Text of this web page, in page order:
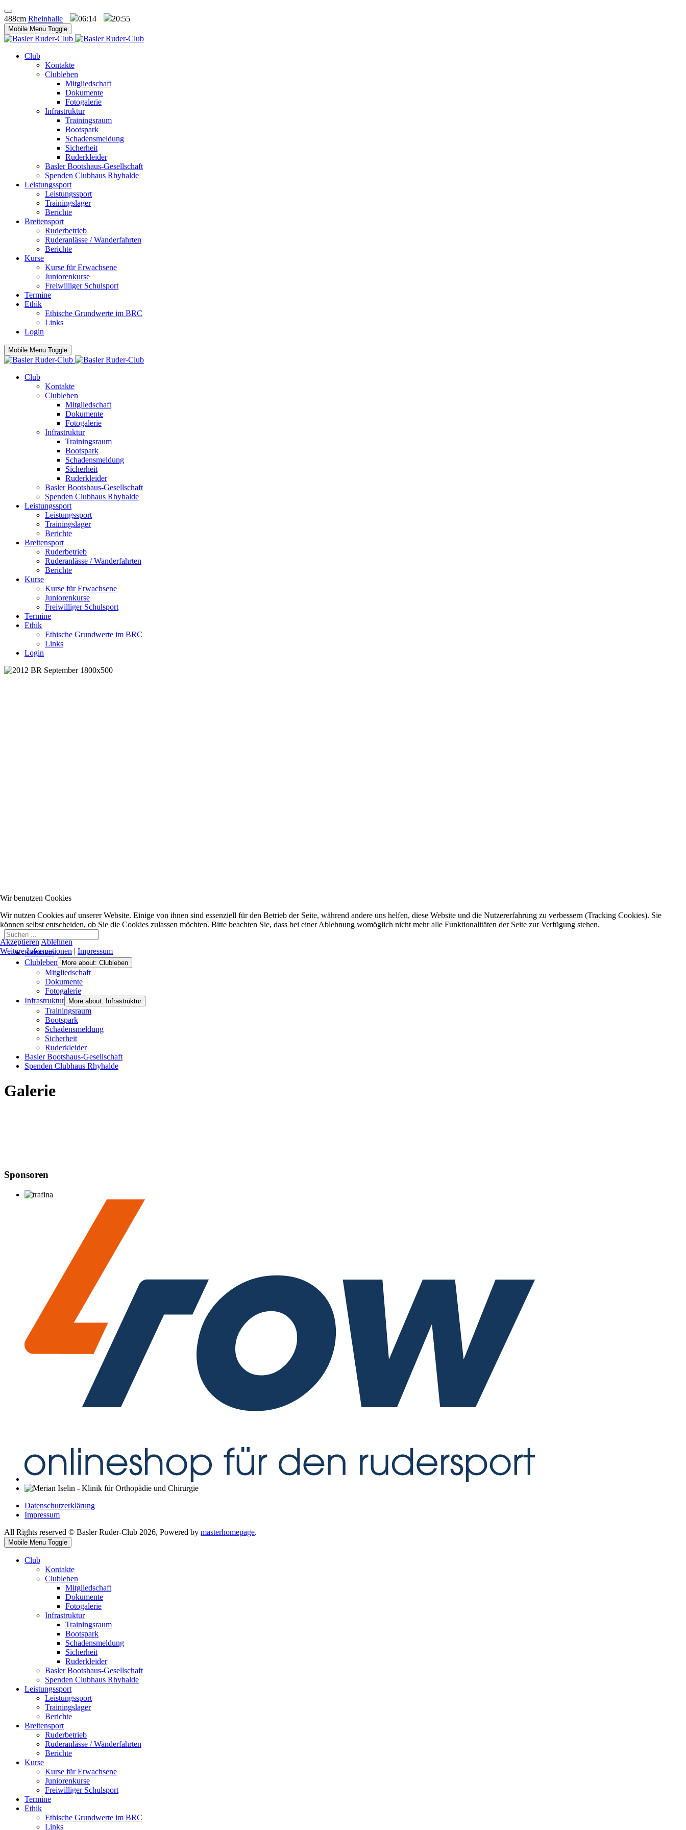
488cm Rheinhalle 06:14 20:55
Mobile Menu Toggle
Club
Kontakte
Clubleben
Mitgliedschaft
Dokumente
Fotogalerie
Infrastruktur
Trainingsraum
Bootspark
Schadensmeldung
Sicherheit
Ruderkleider
Basler Bootshaus-Gesellschaft
Spenden Clubhaus Rhyhalde
Leistungssport
Leistungssport
Trainingslager
Berichte
Breitensport
Ruderbetrieb
Ruderanlässe / Wanderfahrten
Berichte
Kurse
Kurse für Erwachsene
Juniorenkurse
Freiwilliger Schulsport
Termine
Ethik
Ethische Grundwerte im BRC
Links
Login
Mobile Menu Toggle
Club
Kontakte
Clubleben
Mitgliedschaft
Dokumente
Fotogalerie
Infrastruktur
Trainingsraum
Bootspark
Schadensmeldung
Sicherheit
Ruderkleider
Basler Bootshaus-Gesellschaft
Spenden Clubhaus Rhyhalde
Leistungssport
Leistungssport
Trainingslager
Berichte
Breitensport
Ruderbetrieb
Ruderanlässe / Wanderfahrten
Berichte
Kurse
Kurse für Erwachsene
Juniorenkurse
Freiwilliger Schulsport
Termine
Ethik
Ethische Grundwerte im BRC
Links
Login
Kontakte
Clubleben
More about: Clubleben
Mitgliedschaft
Dokumente
Fotogalerie
Infrastruktur
More about: Infrastruktur
Trainingsraum
Bootspark
Schadensmeldung
Sicherheit
Ruderkleider
Basler Bootshaus-Gesellschaft
Spenden Clubhaus Rhyhalde
Galerie
Sponsoren
Datenschutzerklärung
Impressum
All Rights reserved © Basler Ruder-Club 2026, Powered by masterhomepage.
Mobile Menu Toggle
Club
Kontakte
Clubleben
Mitgliedschaft
Dokumente
Fotogalerie
Infrastruktur
Trainingsraum
Bootspark
Schadensmeldung
Sicherheit
Ruderkleider
Basler Bootshaus-Gesellschaft
Spenden Clubhaus Rhyhalde
Leistungssport
Leistungssport
Trainingslager
Berichte
Breitensport
Ruderbetrieb
Ruderanlässe / Wanderfahrten
Berichte
Kurse
Kurse für Erwachsene
Juniorenkurse
Freiwilliger Schulsport
Termine
Ethik
Ethische Grundwerte im BRC
Links
Wir benutzen Cookies
Wir nutzen Cookies auf unserer Website. Einige von ihnen sind essenziell für den Betrieb der Seite, während andere uns helfen, diese Website und die Nutzererfahrung zu verbessern (Tracking Cookies). Sie
können selbst entscheiden, ob Sie die Cookies zulassen möchten. Bitte beachten Sie, dass bei einer Ablehnung womöglich nicht mehr alle Funktionalitäten der Seite zur Verfügung stehen.
AkzeptierenAblehnen
Weitere Informationen | Impressum